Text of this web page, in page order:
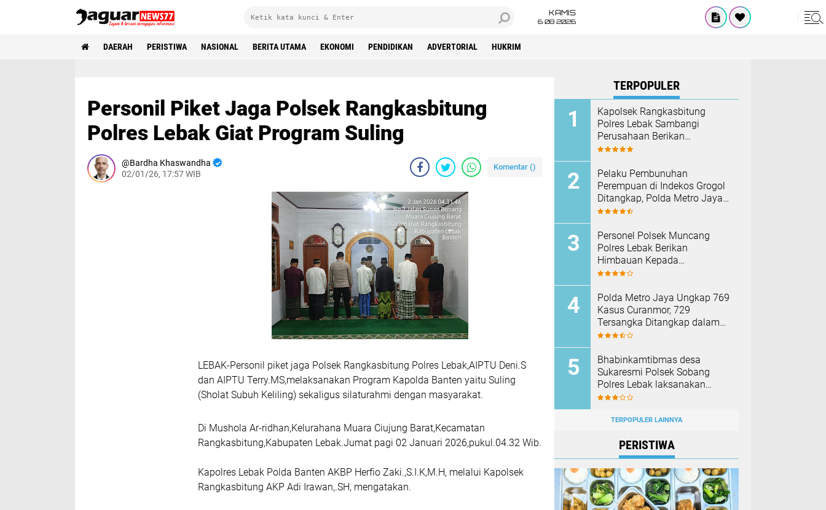
KAMIS
6 08 2026
DAERAH PERISTIWA NASIONAL BERITA UTAMA EKONOMI PENDIDIKAN ADVERTORIAL HUKRIM
Personil Piket Jaga Polsek Rangkasbitung
Polres Lebak Giat Program Suling
Bardha Khaswandha
02/01/26, 17:57 WIB
Komentar ()
LEBAK-Personil piket jaga Polsek Rangkasbitung Polres Lebak,AIPTU Deni.S
dan AIPTU Terry.MS,melaksanakan Program Kapolda Banten yaitu Suling
(Sholat Subuh Keliling) sekaligus silaturahmi dengan masyarakat.
Di Mushola Ar-ridhan,Kelurahana Muara Ciujung Barat,Kecamatan
Rangkasbitung,Kabupaten Lebak.Jumat pagi 02 Januari 2026,pukul.04.32 Wib.
Kapolres Lebak Polda Banten AKBP Herfio Zaki.,S.I.K,M.H, melalui Kapolsek
Rangkasbitung AKP Adi Irawan,.SH, mengatakan.
TERPOPULER
Kapolsek Rangkasbitung
Polres Lebak Sambangi
Perusahaan Berikan
Himbauan Cegah Kebakaran
Pelaku Pembunuhan
Perempuan di Indekos Grogol
Ditangkap, Polda Metro Jaya
Sita Palu dan Sejumlah
Personel Polsek Muncang
Polres Lebak Berikan
Himbauan Kepada
Masyarakat Agar Tidak
Polda Metro Jaya Ungkap 769
Kasus Curanmor, 729
Tersangka Ditangkap dalam
Operasi Berantas Jaya 2026‎
Bhabinkamtibmas desa
Sukaresmi Polsek Sobang
Polres Lebak laksanakan
Sambang di Desa binaanya
TERPOPULER LAINNYA
PERISTIWA